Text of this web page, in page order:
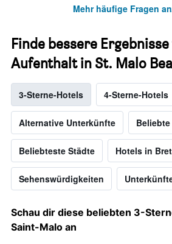
Mehr häufige Fragen
Finde bessere
Aufenthalt in St. Malo
3-Sterne-Hotels 4-Sterne-Hotels
Alternative Unterkünfte
Beliebteste Städte Hotels in
Sehenswürdigkeiten
Schau dir diese beliebten 3-
Saint-Malo an